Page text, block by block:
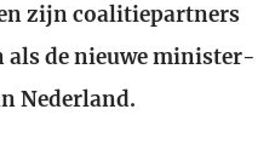
zijn coalitiepartners
als de nieuwe minister-
Nederland.